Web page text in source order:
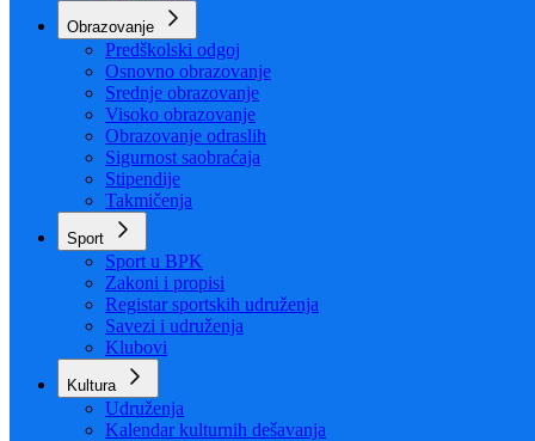
Obrazovanje
Predškolski odgoj
Osnovno obrazovanje
Srednje obrazovanje
Visoko obrazovanje
Obrazovanje odraslih
Sigurnost saobraćaja
Stipendije
Takmičenja
Sport
Sport u BPK
Zakoni i propisi
Registar sportskih udruženja
Savezi i udruženja
Klubovi
Kultura
Udruženja
Kalendar kulturnih dešavanja